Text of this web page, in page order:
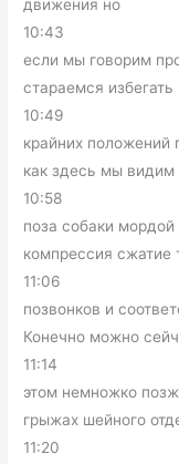
движения но
10:43
если мы говорим
стараемся избегать
10:49
крайних положений
как здесь мы видим
10:58
поза собаки
компрессия сжатие
11:06
позвонков и
Конечно можно
11:14
этом немножко
грыжах шейного
11:20